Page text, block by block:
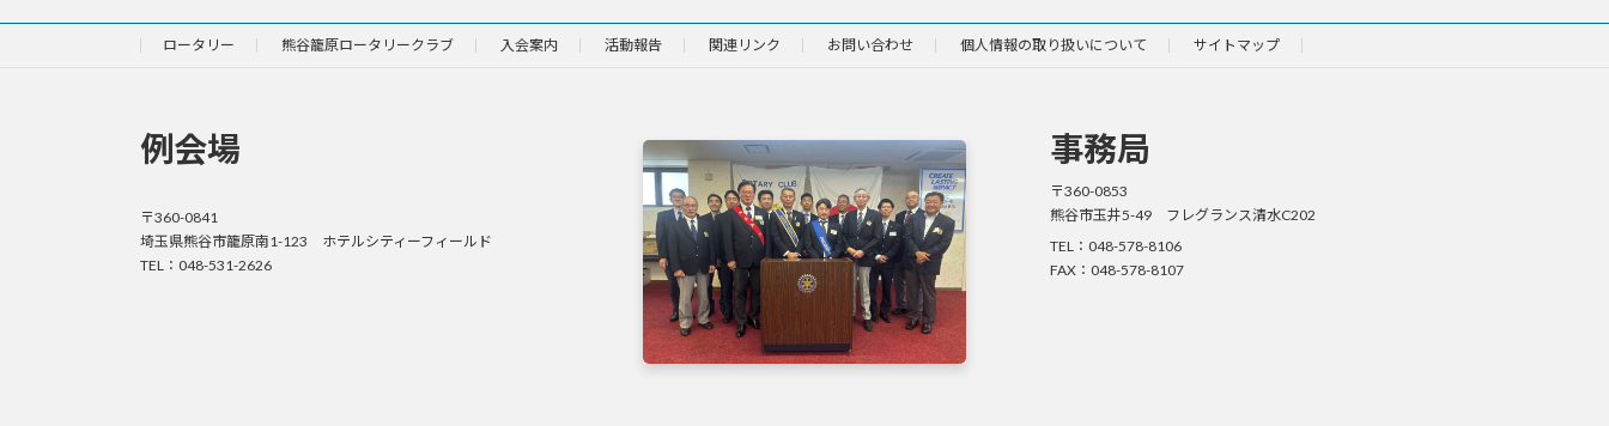
ロータリー 熊谷籠原ロータリークラブ 入会案内 活動報告 関連リンク お問い合わせ 個人情報の取り扱いについて サイトマップ
例会場
〒360-0841
埼玉県熊谷市籠原南1-123 ホテルシティーフィールド
TEL：048-531-2626
事務局
〒360-0853
熊谷市玉井5-49 フレグランス清水C202
TEL：048-578-8106
FAX：048-578-8107